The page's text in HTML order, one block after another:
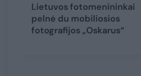
Lietuvos fotomenininkai
pelnė du mobiliosios
fotografijos „Oskarus“